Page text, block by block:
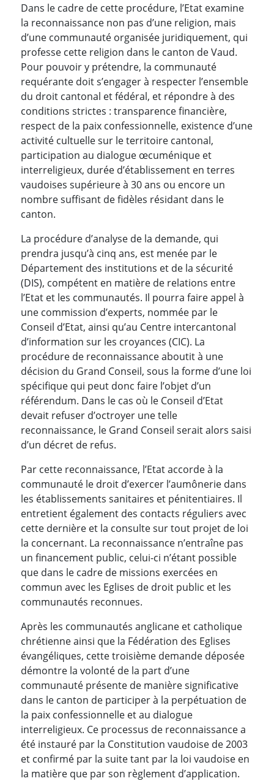
Dans le cadre de cette procédure, l’Etat examine
la reconnaissance non pas d’une religion, mais
d’une communauté organisée juridiquement, qui
professe cette religion dans le canton de Vaud.
Pour pouvoir y prétendre, la communauté
requérante doit s’engager à respecter l’ensemble
du droit cantonal et fédéral, et répondre à des
conditions strictes : transparence financière,
respect de la paix confessionnelle, existence d’une
activité cultuelle sur le territoire cantonal,
participation au dialogue œcuménique et
interreligieux, durée d’établissement en terres
vaudoises supérieure à 30 ans ou encore un
nombre suffisant de fidèles résidant dans le
canton.
La procédure d’analyse de la demande, qui
prendra jusqu’à cinq ans, est menée par le
Département des institutions et de la sécurité
(DIS), compétent en matière de relations entre
l’Etat et les communautés. Il pourra faire appel à
une commission d’experts, nommée par le
Conseil d’Etat, ainsi qu’au Centre intercantonal
d’information sur les croyances (CIC). La
procédure de reconnaissance aboutit à une
décision du Grand Conseil, sous la forme d’une loi
spécifique qui peut donc faire l’objet d’un
référendum. Dans le cas où le Conseil d’Etat
devait refuser d’octroyer une telle
reconnaissance, le Grand Conseil serait alors saisi
d’un décret de refus.
Par cette reconnaissance, l’Etat accorde à la
communauté le droit d’exercer l’aumônerie dans
les établissements sanitaires et pénitentiaires. Il
entretient également des contacts réguliers avec
cette dernière et la consulte sur tout projet de loi
la concernant. La reconnaissance n’entraîne pas
un financement public, celui-ci n’étant possible
que dans le cadre de missions exercées en
commun avec les Eglises de droit public et les
communautés reconnues.
Après les communautés anglicane et catholique
chrétienne ainsi que la Fédération des Eglises
évangéliques, cette troisième demande déposée
démontre la volonté de la part d’une
communauté présente de manière significative
dans le canton de participer à la perpétuation de
la paix confessionnelle et au dialogue
interreligieux. Ce processus de reconnaissance a
été instauré par la Constitution vaudoise de 2003
et confirmé par la suite tant par la loi vaudoise en
la matière que par son règlement d’application.